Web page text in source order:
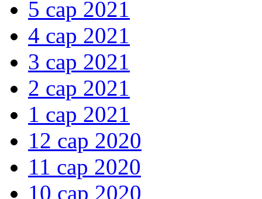
5 сар 2021
4 сар 2021
3 сар 2021
2 сар 2021
1 сар 2021
12 сар 2020
11 сар 2020
10 сар 2020